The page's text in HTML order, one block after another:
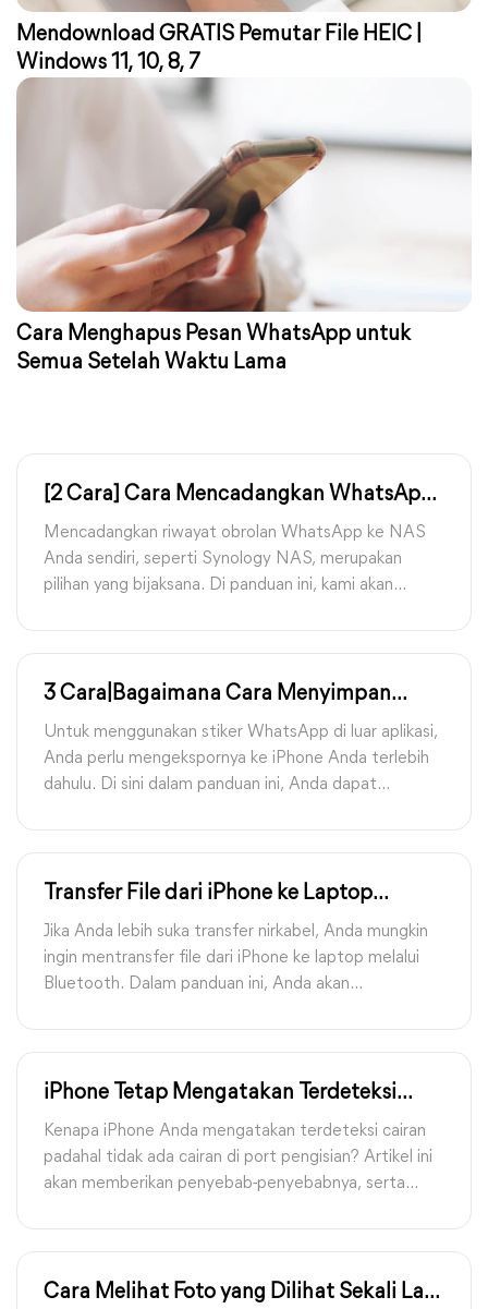
Mendownload GRATIS Pemutar File HEIC |
Windows 11, 10, 8, 7
Cara Menghapus Pesan WhatsApp untuk
Semua Setelah Waktu Lama
[2 Cara] Cara Mencadangkan WhatsApp
ke Synology NAS
Mencadangkan riwayat obrolan WhatsApp ke NAS
Anda sendiri, seperti Synology NAS, merupakan
pilihan yang bijaksana. Di panduan ini, kami akan
3 Cara|Bagaimana Cara Menyimpan
Stiker WhatsApp di Galeri iPhone
Untuk menggunakan stiker WhatsApp di luar aplikasi,
Anda perlu mengekspornya ke iPhone Anda terlebih
dahulu. Di sini dalam panduan ini, Anda dapat
Transfer File dari iPhone ke Laptop
melalui Bluetooth [Diperbarui]
Jika Anda lebih suka transfer nirkabel, Anda mungkin
ingin mentransfer file dari iPhone ke laptop melalui
Bluetooth. Dalam panduan ini, Anda akan
iPhone Tetap Mengatakan Terdeteksi
Cairan tapi Tidak Basah? 6 Solusi
Kenapa iPhone Anda mengatakan terdeteksi cairan
padahal tidak ada cairan di port pengisian? Artikel ini
akan memberikan penyebab-penyebabnya, serta
Cara Melihat Foto yang Dilihat Sekali Lagi